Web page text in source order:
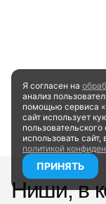
Ниши, в
Я согласен на
анализ
помощью сервиса
сайт использует
пользовательского
использовать
политикой
ПРИНЯТЬ